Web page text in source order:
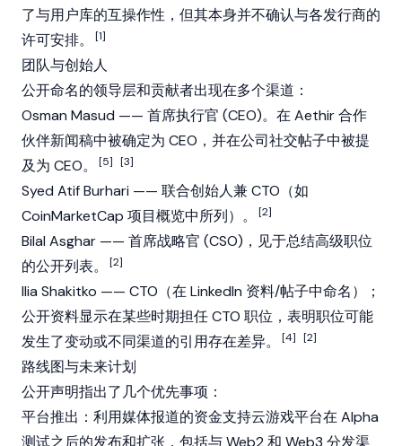
了与用户库的互操作性，但其本身并不确认与各发行商的
许可安排。
[1]
团队与创始人
公开命名的领导层和贡献者出现在多个渠道：
Osman Masud —— 首席执行官 (CEO)。在 Aethir合作
伙伴新闻稿中被确定为 CEO，并在公司社交帖子中被提
及为 CEO。
[5] [3]
Syed Atif Burhari —— 联合创始人兼 CTO（如
CoinMarketCap 项目概览中所列）。
[2]
Bilal Asghar —— 首席战略官 (CSO)，见于总结高级职位
的公开列表。
[2]
Ilia Shakitko —— CTO（在 LinkedIn 资料/帖子中命名）；
公开资料显示在某些时期担任 CTO 职位，表明职位可能
发生了变动或不同渠道的引用存在差异。
[4] [2]
路线图与未来计划
公开声明指出了几个优先事项：
平台推出：利用媒体报道的资金支持云游戏平台在 Alpha
测试之后的发布和扩张，包括与 Web2 和 Web3 分发渠